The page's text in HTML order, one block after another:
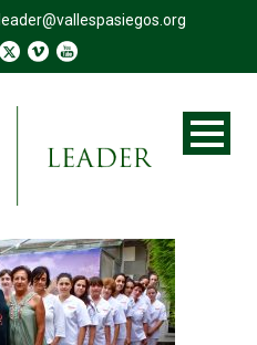
leader@vallespasiegos.org